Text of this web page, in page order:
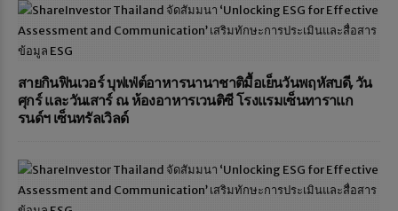
สายกินฟินเวอร์ บุฟเฟ่ต์อาหารนานาชาติมื้อเย็นวันพฤหัสบดี, วัน
ศุกร์ และวันเสาร์ ณ ห้องอาหารเวนติซี โรงแรมเซ็นทาราแก
รนด์ฯ เซ็นทรัลเวิลด์